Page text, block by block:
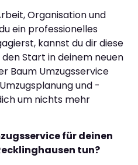
Organisation und
ein professionelles
kannst du dir diese
Start in deinem neuen
Baum Umzugsservice
und -
um nichts mehr
für deinen
tun?